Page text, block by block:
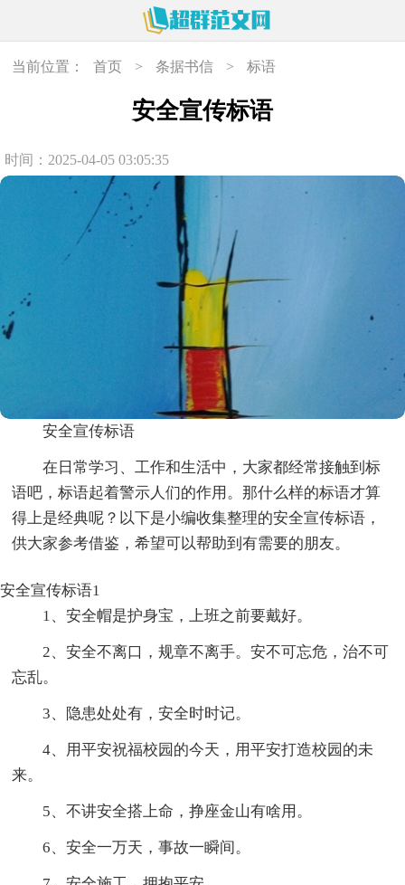
当前位置： 首页 > 条据书信 > 标语
安全宣传标语
时间：2025-04-05 03:05:35
安全宣传标语
在日常学习、工作和生活中，大家都经常接触到标
语吧，标语起着警示人们的作用。那什么样的标语才算
得上是经典呢？以下是小编收集整理的安全宣传标语，
供大家参考借鉴，希望可以帮助到有需要的朋友。
安全宣传标语1
1、安全帽是护身宝，上班之前要戴好。
2、安全不离口，规章不离手。安不可忘危，治不可
忘乱。
3、隐患处处有，安全时时记。
4、用平安祝福校园的今天，用平安打造校园的未
来。
5、不讲安全搭上命，挣座金山有啥用。
6、安全一万天，事故一瞬间。